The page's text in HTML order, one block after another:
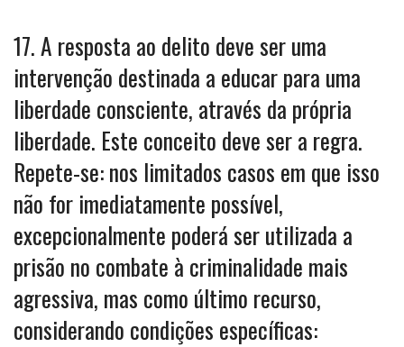
17. A resposta ao delito deve ser uma
intervenção destinada a educar para uma
liberdade consciente, através da própria
liberdade. Este conceito deve ser a regra.
Repete-se: nos limitados casos em que isso
não for imediatamente possível,
excepcionalmente poderá ser utilizada a
prisão no combate à criminalidade mais
agressiva, mas como último recurso,
considerando condições específicas: